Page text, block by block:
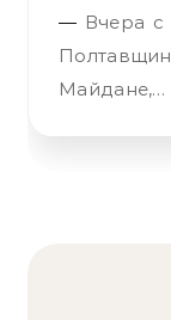
— Вчера с женой вернулись домой, на
Майдане,…